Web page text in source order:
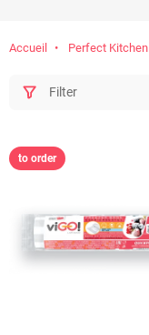
Accueil Perfect Kitchen
Filter
to order